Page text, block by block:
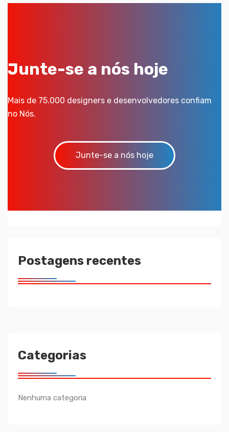
Junte-se a nós hoje
Mais de 75.000 designers e desenvolvedores confiam
no Nós.
Junte-se a nós hoje
Postagens recentes
Categorias
Nenhuma categoria